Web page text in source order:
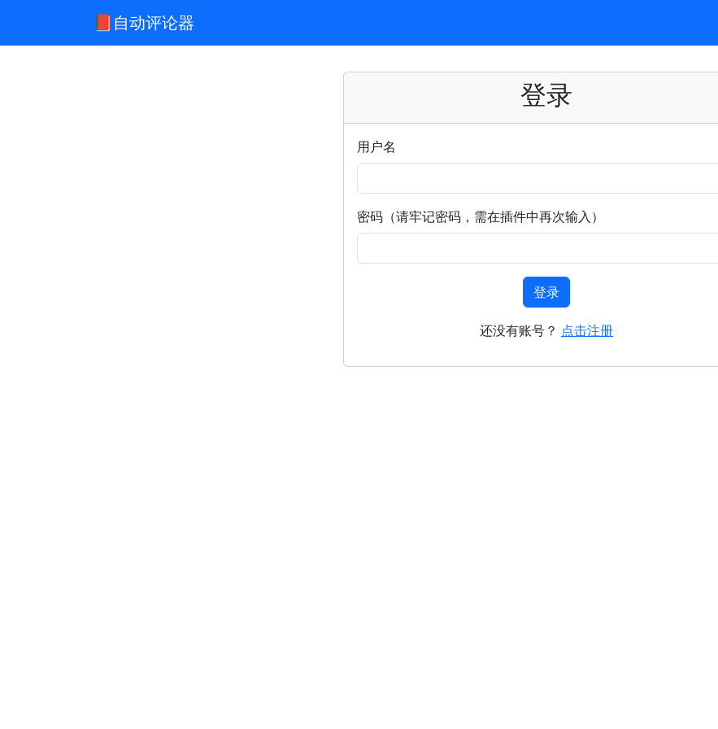
📕自动评论器
登录
用户名
密码（请牢记密码，需在插件中再次输入）
登录
还没有账号？ 点击注册